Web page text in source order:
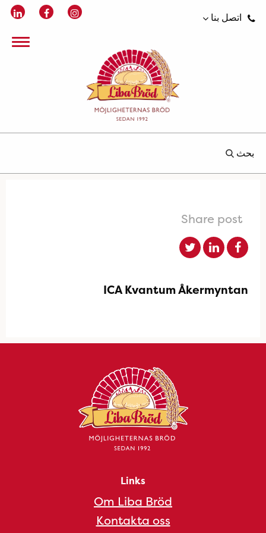
اتصل بنا
بحث
Share post
ICA Kvantum Åkermyntan
Links
Om Liba Bröd
Kontakta oss